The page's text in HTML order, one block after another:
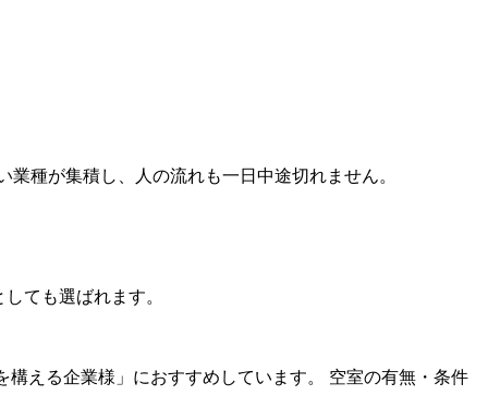
種が集積し、人の流れも一日中途切れません。
ても選ばれます。
える企業様」におすすめしています。 空室の有無・条件